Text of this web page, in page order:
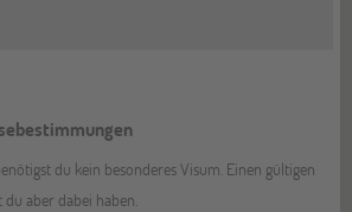
du kein besonderes Visum. Einen gültigen
aber dabei haben.